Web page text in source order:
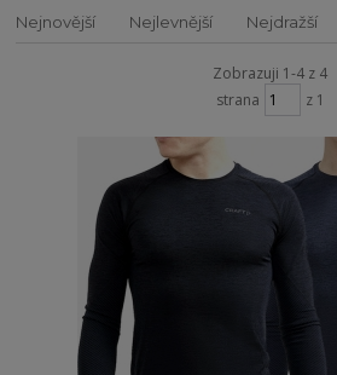
Nejnovější Nejlevnější Nejdražší
Zobrazuji 1-4 z 4
strana
z 1